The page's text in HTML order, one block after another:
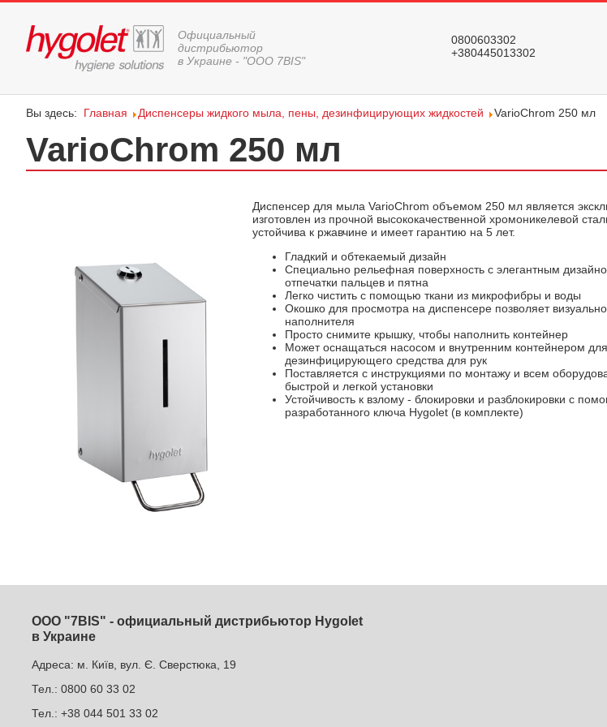
Официальный
дистрибьютор
в Украине - "ООО 7BIS"
0800603302
+380445013302
Вы здесь: Главная Диспенсеры жидкого мыла, пены, дезинфицирующих жидкостей VarioChrom 250 мл
VarioChrom 250 мл
Диспенсер для мыла VarioChrom объемом 250 мл является
изготовлен из прочной высококачественной хромоникелевой
устойчива к ржавчине и имеет гарантию на 5 лет.
Гладкий и обтекаемый дизайн
Специально рельефная поверхность с элегантным
отпечатки пальцев и пятна
Легко чистить с помощью ткани из микрофибры и воды
Окошко для просмотра на диспенсере позволяет
наполнителя
Просто снимите крышку, чтобы наполнить контейнер
Может оснащаться насосом и внутренним контейнером
дезинфицирующего средства для рук
Поставляется с инструкциями по монтажу и всем
быстрой и легкой установки
Устойчивость к взлому - блокировки и разблокировки с
разработанного ключа Hygolet (в комплекте)
ООО "7BIS" - официальный дистрибьютор Hygolet
в Украине
Адреса: м. Київ, вул. Є. Сверстюка, 19
Тел.: 0800 60 33 02
Тел.: +38 044 501 33 02